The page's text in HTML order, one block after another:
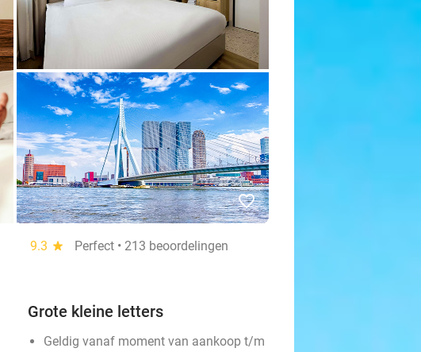
favorite_border
9.3 star
Perfect • 213 beoordelingen
Grote kleine letters
Geldig vanaf moment van aankoop t/m